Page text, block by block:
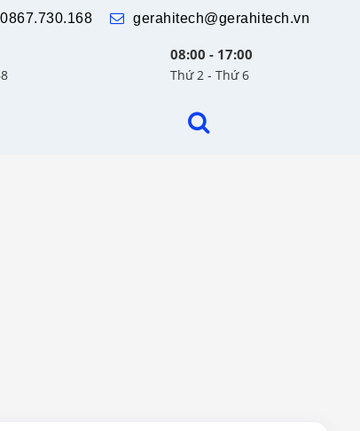
gerahitech@gerahitech.vn
0867.730.168
08:00 - 17:00
Thứ 2 - Thứ 6